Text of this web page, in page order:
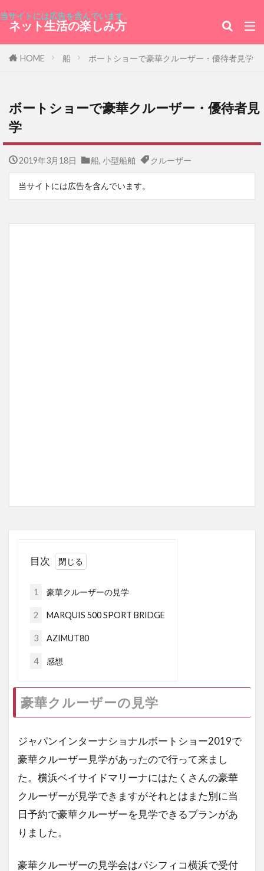
当サイトには広告を含んでいます。
ネット生活の楽しみ方
HOME 船 ボートショーで豪華クルーザー・優待者見学
ボートショーで豪華クルーザー・優待者見
学
2019年3月18日 船, 小型船舶 クルーザー
当サイトには広告を含んでいます。
目次
1 豪華クルーザーの見学
2 MARQUIS 500 SPORT BRIDGE
3 AZIMUT80
4 感想
豪華クルーザーの見学
ジャパンインターナショナルボートショー2019で
豪華クルーザー見学があったので行って来まし
た。横浜ベイサイドマリーナにはたくさんの豪華
クルーザーが見学できますがそれとはまた別に当
日予約で豪華クルーザーを見学できるプランがあ
りました。
豪華クルーザーの見学会はパシフィコ横浜で受付